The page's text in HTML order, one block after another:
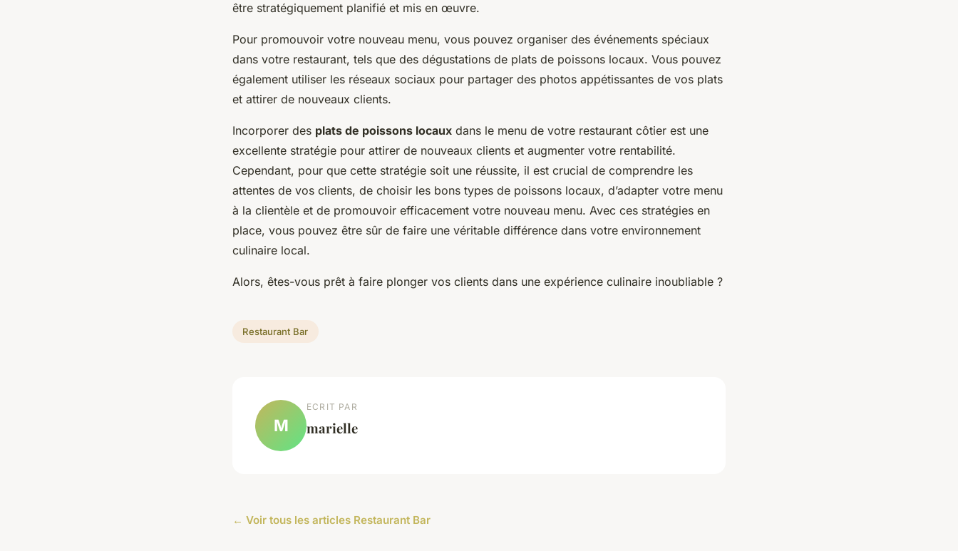
être stratégiquement planifié et mis en œuvre.
Pour promouvoir votre nouveau menu, vous pouvez organiser des événements spéciaux
dans votre restaurant, tels que des dégustations de plats de poissons locaux. Vous pouvez
également utiliser les réseaux sociaux pour partager des photos appétissantes de vos plats
et attirer de nouveaux clients.
Incorporer des plats de poissons locaux dans le menu de votre restaurant côtier est une
excellente stratégie pour attirer de nouveaux clients et augmenter votre rentabilité.
Cependant, pour que cette stratégie soit une réussite, il est crucial de comprendre les
attentes de vos clients, de choisir les bons types de poissons locaux, d’adapter votre menu
à la clientèle et de promouvoir efficacement votre nouveau menu. Avec ces stratégies en
place, vous pouvez être sûr de faire une véritable différence dans votre environnement
culinaire local.
Alors, êtes-vous prêt à faire plonger vos clients dans une expérience culinaire inoubliable ?
Restaurant Bar
M
ECRIT PAR
marielle
← Voir tous les articles Restaurant Bar